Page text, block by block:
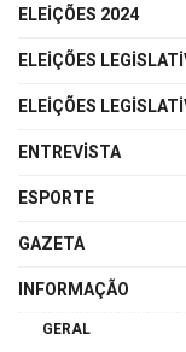
ELEIÇÕES 2024
ELEIÇÕES
ELEIÇÕES
ENTREVISTA
ESPORTE
GAZETA
INFORMAÇÃO
GERAL